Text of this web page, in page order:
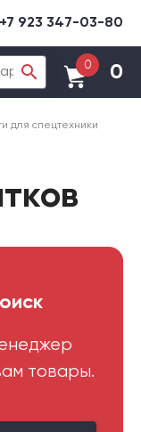
+7 923 347-03-80
0 0
для спецтехники
товары.